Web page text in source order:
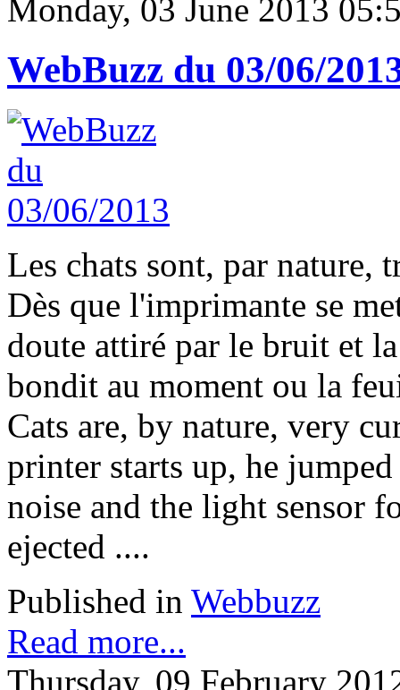
Monday, 03 June 2013
WebBuzz du 03/06/
Les chats sont, par nature,
Dès que l'imprimante se
doute attiré par le bruit et
bondit au moment ou la
Cats are, by nature, very
printer starts up, he
noise and the light sensor
ejected ....
Published in Webbuzz
Read more...
Thursday, 09 February